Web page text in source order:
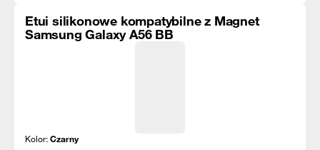
Etui silikonowe kompatybilne z Magnet
Samsung Galaxy A56 BB
Kolor:Czarny